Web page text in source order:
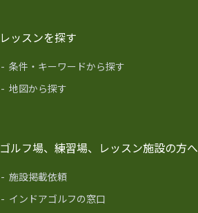
レッスンを探す
- 条件・キーワードから探す
- 地図から探す
ゴルフ場、練習場、レッスン施設の方へ
- 施設掲載依頼
- インドアゴルフの窓口